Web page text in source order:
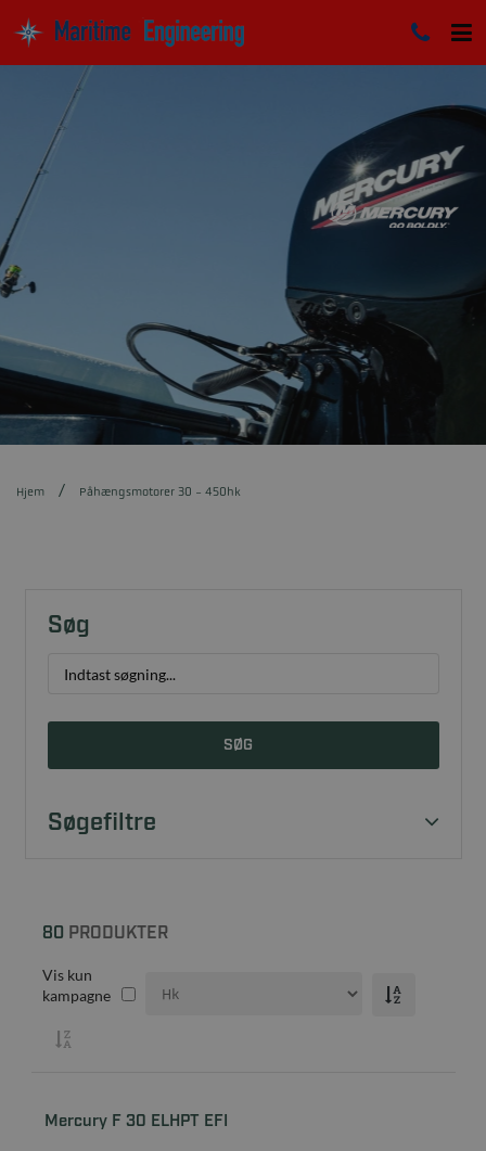
Hjem Påhængsmotorer 30 - 450hk
Søg
SØG
Søgefiltre
80 PRODUKTER
Vis kun
kampagne
Mercury F 30 ELHPT EFI